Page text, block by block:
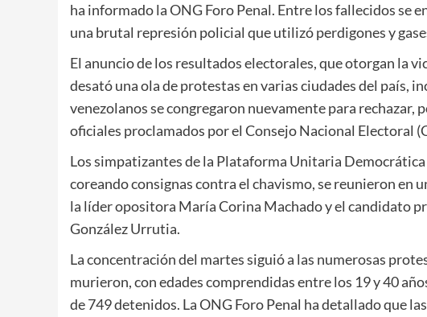
ha informado la ONG Foro Penal. Entre los fallecidos se
una brutal represión policial que utilizó perdigones y
El anuncio de los resultados electorales, que otorgan la
desató una ola de protestas en varias ciudades del país,
venezolanos se congregaron nuevamente para rechazar,
oficiales proclamados por el Consejo Nacional Electoral
Los simpatizantes de la Plataforma Unitaria
coreando consignas contra el chavismo, se reunieron en
la líder opositora María Corina Machado y el candidato
González Urrutia.
La concentración del martes siguió a las numerosas
murieron, con edades comprendidas entre los 19 y 40
de 749 detenidos. La ONG Foro Penal ha detallado que